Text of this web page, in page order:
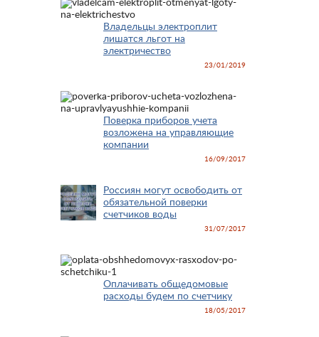
Владельцы электроплит
лишатся льгот на
электричество
23/01/2019
Поверка приборов учета
возложена на управляющие
компании
16/09/2017
Россиян могут освободить от
обязательной поверки
счетчиков воды
31/07/2017
Оплачивать общедомовые
расходы будем по счетчику
18/05/2017